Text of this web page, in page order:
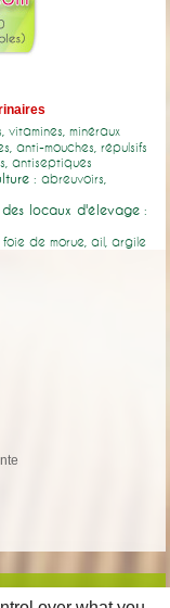
vitamines, minéraux
anti-mouches, répulsifs
antiseptiques
: abreuvoirs,
locaux d'élevage :
de morue, ail, argile